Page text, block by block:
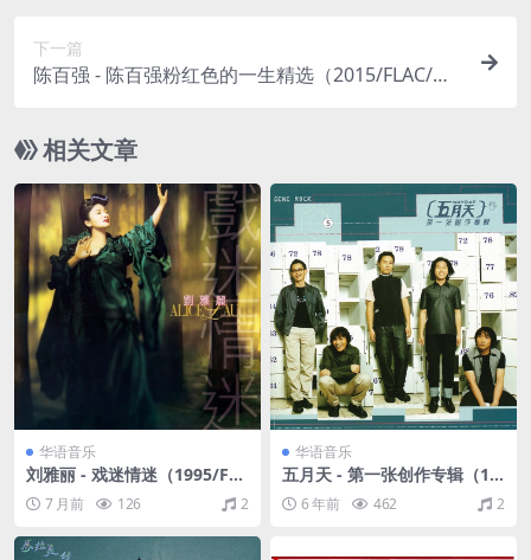
下一篇
陈百强 - 陈百强粉红色的一生精选（2015/FLAC/分
相关文章
华语音乐
刘雅丽 - 戏迷情迷（1995/FL
AC/分轨/266M）
7 月前 126 2
华语音乐
五月天 - 第一张创作专辑（19
99/CUE+WAV/整轨/478M）
6 年前 462 2